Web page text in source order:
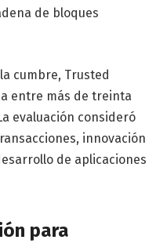
de bloques
cumbre, Trusted
entre más de treinta
evaluación consideró
innovación
de aplicaciones
para